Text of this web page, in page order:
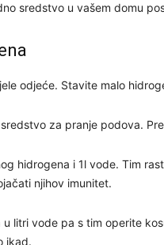
sredstvo u vašem domu
odjeće. Stavite malo
za pranje podova.
hidrogena i 1l vode. Tim
njihov imunitet.
litri vode pa s tim operite
ikad.